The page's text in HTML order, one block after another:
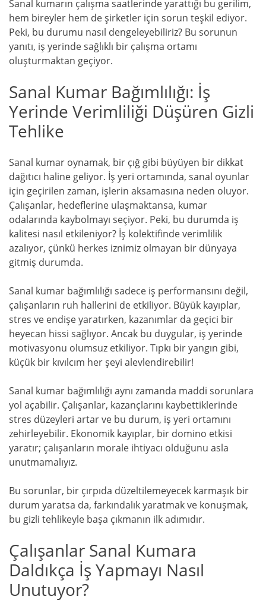
Sanal kumarın çalışma saatlerinde yarattığı bu gerilim,
hem bireyler hem de şirketler için sorun teşkil ediyor.
Peki, bu durumu nasıl dengeleyebiliriz? Bu sorunun
yanıtı, iş yerinde sağlıklı bir çalışma ortamı
oluşturmaktan geçiyor.
Sanal Kumar Bağımlılığı: İş
Yerinde Verimliliği Düşüren Gizli
Tehlike
Sanal kumar oynamak, bir çığ gibi büyüyen bir dikkat
dağıtıcı haline geliyor. İş yeri ortamında, sanal oyunlar
için geçirilen zaman, işlerin aksamasına neden oluyor.
Çalışanlar, hedeflerine ulaşmaktansa, kumar
odalarında kaybolmayı seçiyor. Peki, bu durumda iş
kalitesi nasıl etkileniyor? İş kolektifinde verimlilik
azalıyor, çünkü herkes iznimiz olmayan bir dünyaya
gitmiş durumda.
Sanal kumar bağımlılığı sadece iş performansını değil,
çalışanların ruh hallerini de etkiliyor. Büyük kayıplar,
stres ve endişe yaratırken, kazanımlar da geçici bir
heyecan hissi sağlıyor. Ancak bu duygular, iş yerinde
motivasyonu olumsuz etkiliyor. Tıpkı bir yangın gibi,
küçük bir kıvılcım her şeyi alevlendirebilir!
Sanal kumar bağımlılığı aynı zamanda maddi sorunlara
yol açabilir. Çalışanlar, kazançlarını kaybettiklerinde
stres düzeyleri artar ve bu durum, iş yeri ortamını
zehirleyebilir. Ekonomik kayıplar, bir domino etkisi
yaratır; çalışanların morale ihtiyacı olduğunu asla
unutmamalıyız.
Bu sorunlar, bir çırpıda düzeltilemeyecek karmaşık bir
durum yaratsa da, farkındalık yaratmak ve konuşmak,
bu gizli tehlikeyle başa çıkmanın ilk adımıdır.
Çalışanlar Sanal Kumara
Daldıkça İş Yapmayı Nasıl
Unutuyor?